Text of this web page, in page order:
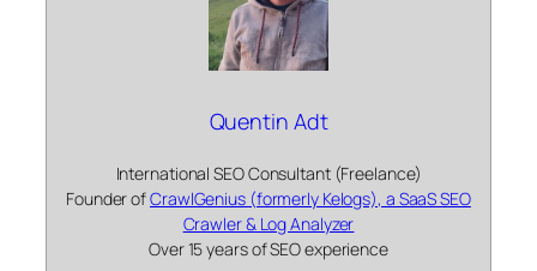
Quentin Adt
International SEO Consultant (Freelance)
Founder ofCrawlGenius (formerly Kelogs), a SaaS SEO
Crawler & Log Analyzer
Over 15 years of SEO experience